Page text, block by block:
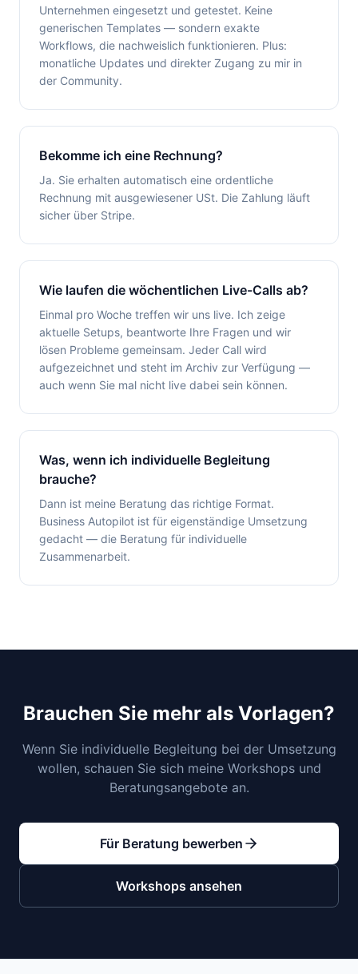
Unternehmen eingesetzt und getestet. Keine
generischen Templates — sondern exakte
Workflows, die nachweislich funktionieren. Plus:
monatliche Updates und direkter Zugang zu mir in
der Community.
Bekomme ich eine Rechnung?
Ja. Sie erhalten automatisch eine ordentliche
Rechnung mit ausgewiesener USt. Die Zahlung läuft
sicher über Stripe.
Wie laufen die wöchentlichen Live-Calls ab?
Einmal pro Woche treffen wir uns live. Ich zeige
aktuelle Setups, beantworte Ihre Fragen und wir
lösen Probleme gemeinsam. Jeder Call wird
aufgezeichnet und steht im Archiv zur Verfügung —
auch wenn Sie mal nicht live dabei sein können.
Was, wenn ich individuelle Begleitung
brauche?
Dann ist meine Beratung das richtige Format.
Business Autopilot ist für eigenständige Umsetzung
gedacht — die Beratung für individuelle
Zusammenarbeit.
Brauchen Sie mehr als Vorlagen?
Wenn Sie individuelle Begleitung bei der Umsetzung
wollen, schauen Sie sich meine Workshops und
Beratungsangebote an.
Für Beratung bewerben
Workshops ansehen